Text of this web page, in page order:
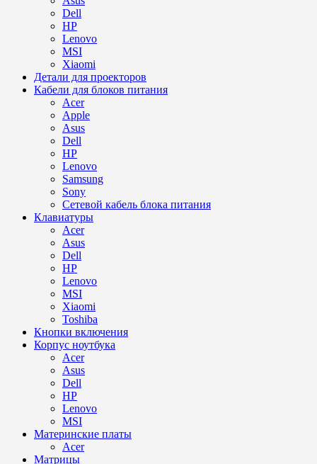
Dell
HP
Lenovo
MSI
Xiaomi
Детали для проекторов
Кабели для блоков питания
Acer
Apple
Asus
Dell
HP
Lenovo
Samsung
Sony
Сетевой кабель блока питания
Клавиатуры
Acer
Asus
Dell
HP
Lenovo
MSI
Xiaomi
Toshiba
Кнопки включения
Корпус ноутбука
Acer
Asus
Dell
HP
Lenovo
MSI
Материнские платы
Acer
Матрицы